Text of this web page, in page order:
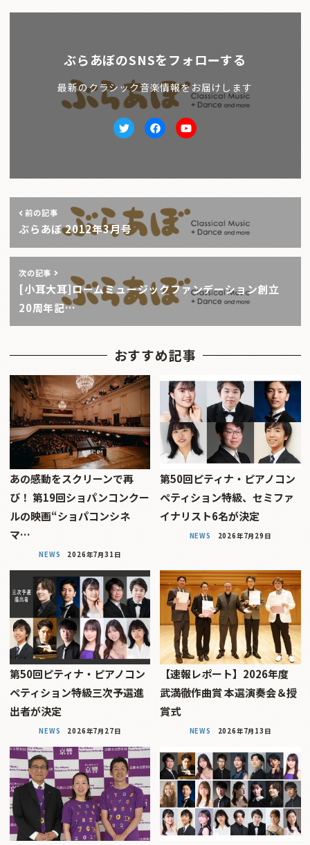
ぶらあぼのSNSをフォローする
最新のクラシック音楽情報をお届けします
TwitterfacebookYoutube
前の記事
ぶらあぼ 2012年3月号
次の記事
[小耳大耳]ロームミュージックファンデーション創立
20周年記…
おすすめ記事
あの感動をスクリーンで再
び！ 第19回ショパンコンクー
ルの映画“ショパコンシネ
マ…
NEWS 2026年7月31日
第50回ピティナ・ピアノコン
ペティション特級、セミファ
イナリスト6名が決定
NEWS 2026年7月29日
第50回ピティナ・ピアノコン
ペティション特級三次予選進
出者が決定
NEWS 2026年7月27日
【速報レポート】2026年度
武満徹作曲賞 本選演奏会＆授
賞式
NEWS 2026年7月13日